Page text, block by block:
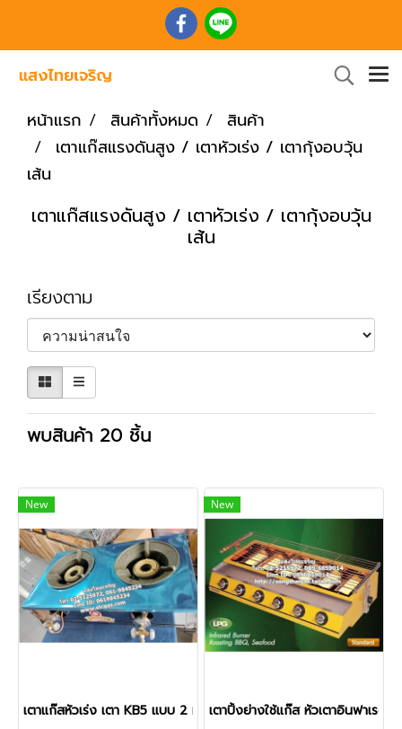
หน้าแรก สินค้าทั้งหมด
สินค้า
เตาแก๊สแรงดันสูง / เตาหัวเร่ง / เตากุ้งอบวุ้น
เส้น
เตาแก๊สแรงดันสูง / เตาหัวเร่ง / เตากุ้งอบวุ้น
เส้น
เรียงตาม
พบสินค้า 20 ชิ้น
New
เตาแก๊สหัวเร่ง เตา KB5 แบบ 2 หัวเตา
New
เตาปิ้งย่างใช้แก๊ส หัวเตาอินฟาเรด